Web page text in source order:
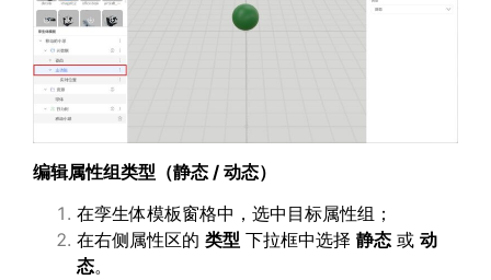
编辑属性组类型（静态 / 动态）
在孪生体模板窗格中，选中目标属性组；
在右侧属性区的 类型 下拉框中选择 静态 或 动
态。